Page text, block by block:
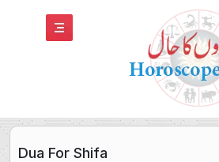
Dua For Shifa